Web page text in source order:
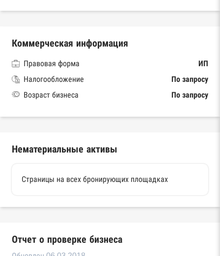
Коммерческая информация
Правовая форма
ИП
Налогообложение
По запросу
Возраст бизнеса
По запросу
Нематериальные активы
Страницы на всех бронирующих площадках
Отчет о проверке бизнеса